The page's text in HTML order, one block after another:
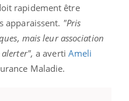
rapidement être
apparaissent. "Pris
mais leur association
a averti Ameli
Maladie.